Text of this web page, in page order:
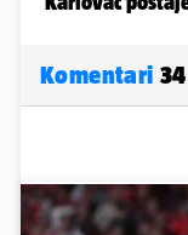
Komentari 34